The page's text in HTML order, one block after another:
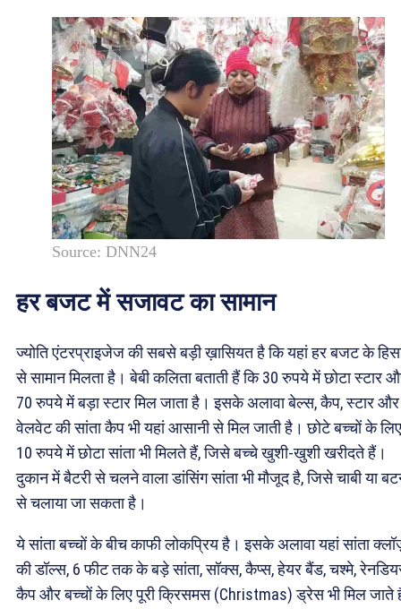
Source: DNN24
हर बजट में सजावट का सामान
ज्योति एंटरप्राइजेज की सबसे बड़ी ख़ासियत है कि यहां हर बजट के
से सामान मिलता है। बेबी कलिता बताती हैं कि 30 रुपये में छोटा स्टार
70 रुपये में बड़ा स्टार मिल जाता है। इसके अलावा बेल्स, कैप, स्टार और
वेलवेट की सांता कैप भी यहां आसानी से मिल जाती है। छोटे बच्चों के लिए
10 रुपये में छोटा सांता भी मिलते हैं, जिसे बच्चे खुशी-खुशी खरीदते हैं।
दुकान में बैटरी से चलने वाला डांसिंग सांता भी मौजूद है, जिसे चाबी या
से चलाया जा सकता है।
ये सांता बच्चों के बीच काफी लोकप्रिय है। इसके अलावा यहां सांता
की डॉल्स, 6 फीट तक के बड़े सांता, सॉक्स, कैप्स, हेयर बैंड, चश्मे,
कैप और बच्चों के लिए पूरी क्रिसमस (Christmas) ड्रेस भी मिल जाते